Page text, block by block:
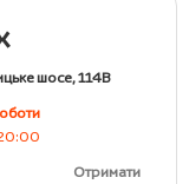
шосе, 114В
Отримати